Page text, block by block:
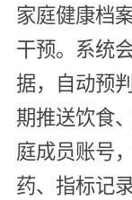
家庭健康档
干预。系统
据，自动预
期推送饮食
庭成员账号
药、指标记